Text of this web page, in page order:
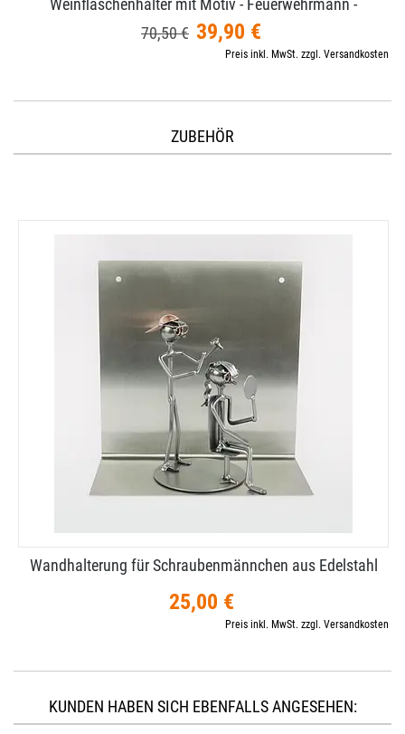
Weinflaschenhalter mit Motiv - Feuerwehrmann -
70,50 € 39,90 €
Preis inkl. MwSt. zzgl. Versandkosten
ZUBEHÖR
Wandhalterung für Schraubenmännchen aus Edelstahl
25,00 €
Preis inkl. MwSt. zzgl. Versandkosten
KUNDEN HABEN SICH EBENFALLS ANGESEHEN: